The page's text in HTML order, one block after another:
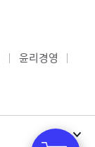
윤리경영